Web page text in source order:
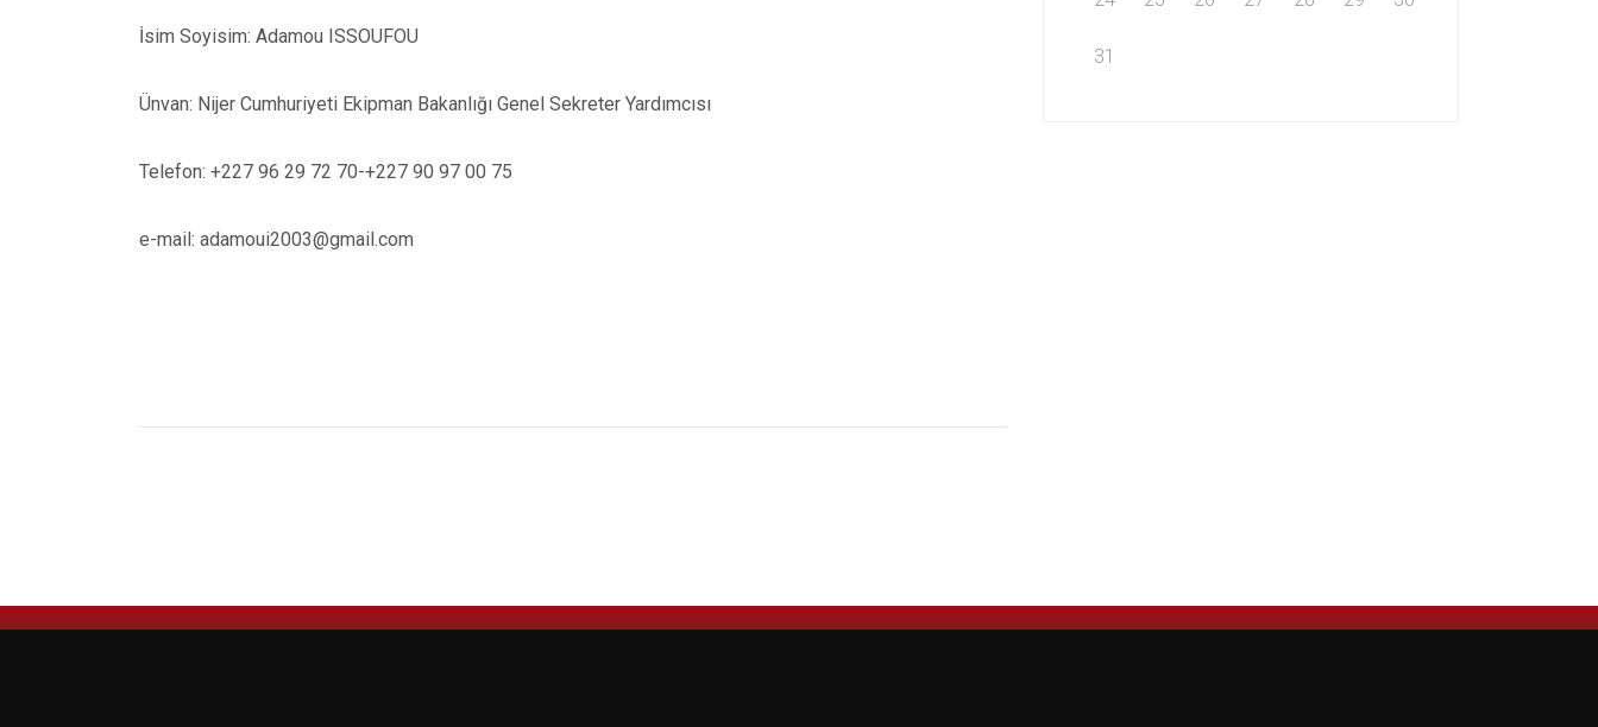
İsim Soyisim: Adamou ISSOUFOU
Ünvan: Nijer Cumhuriyeti Ekipman Bakanlığı Genel Sekreter Yardımcısı
Telefon: +227 96 29 72 70-+227 90 97 00 75
e-mail: adamoui2003@gmail.com
31